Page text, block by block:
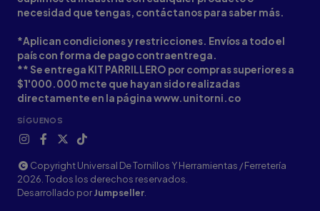
necesidad que tengas, contáctanos para saber más.
*Aplican condiciones y restricciones. Envíos a todo el
país con forma de pago contraentrega.
** Se entrega KIT PARRILLERO por compras superiores a
$1'000.000 mcte que hayan sido realizadas
directamente en la página www.unitorni.co
SÍGUENOS
Copyright Universal De Tornillos Y Herramientas / Ferretería
2026. Todos los derechos reservados.
Desarrollado porJumpseller